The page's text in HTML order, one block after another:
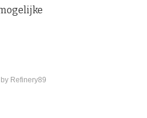
Refinery89